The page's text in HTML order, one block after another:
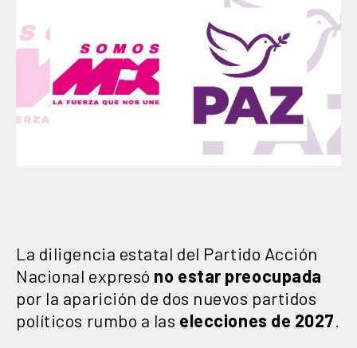
La diligencia estatal del Partido Acción
Nacional expresó no estar preocupada
por la aparición de dos nuevos partidos
políticos rumbo a las elecciones de 2027